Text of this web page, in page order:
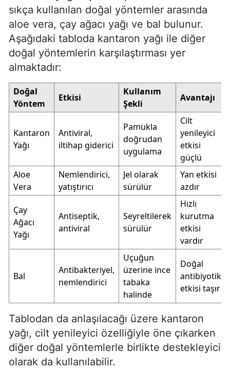
sıkça kullanılan doğal yöntemler arasında
aloe vera, çay ağacı yağı ve bal bulunur.
Aşağıdaki tabloda kantaron yağı ile diğer
doğal yöntemlerin karşılaştırması yer
almaktadır:
Doğal
Yöntem
Etkisi
Kullanım
Şekli
Avantajı
Kantaron
Yağı
Antiviral,
iltihap giderici
Pamukla
doğrudan
uygulama
Cilt
yenileyici
etkisi
güçlü
Aloe
Vera
Nemlendirici,
yatıştırıcı
Jel olarak
sürülür
Yan etkisi
azdır
Çay
Ağacı
Yağı
Antiseptik,
antiviral
Seyreltilerek
sürülür
Hızlı
kurutma
etkisi
vardır
Bal
Antibakteriyel,
nemlendirici
Uçuğun
üzerine ince
tabaka
halinde
Doğal
antibiyotik
etkisi taşır
Tablodan da anlaşılacağı üzere kantaron
yağı, cilt yenileyici özelliğiyle öne çıkarken
diğer doğal yöntemlerle birlikte destekleyici
olarak da kullanılabilir.